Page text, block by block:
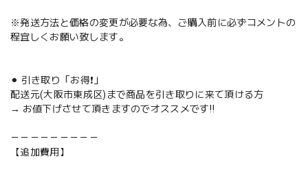
※発送方法と価格の変更が必要な為、ご購入前に必ずコメントの
程宜しくお願い致します。
⚫︎ 引き取り「お得❗️」
配送元(大阪市東成区)まで商品を引き取りに来て頂ける方
→ お値下げさせて頂きますのでオススメです‼️
－－－－－－－－－
【追加費用】